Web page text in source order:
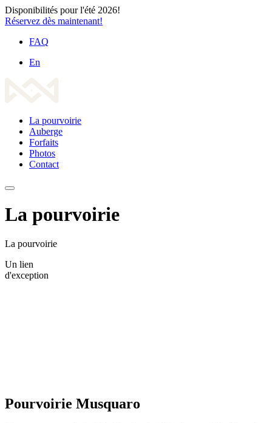
Disponibilités pour l'été 2026!
Réservez dès maintenant!
FAQ
En
La pourvoirie
Auberge
Forfaits
Photos
Contact
La pourvoirie
La pourvoirie
Un lien
d'exception
Pourvoirie Musquaro